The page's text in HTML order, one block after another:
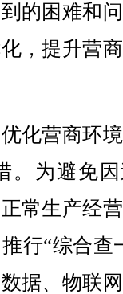
的困难和
，提升营
化营商环
。为避免
常生产经
行“综合查
据、物联